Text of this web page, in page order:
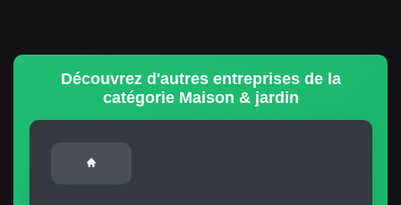
Découvrez d'autres entreprises de la
catégorie Maison & jardin